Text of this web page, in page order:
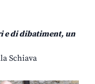
e di dibatiment, un
Schiava